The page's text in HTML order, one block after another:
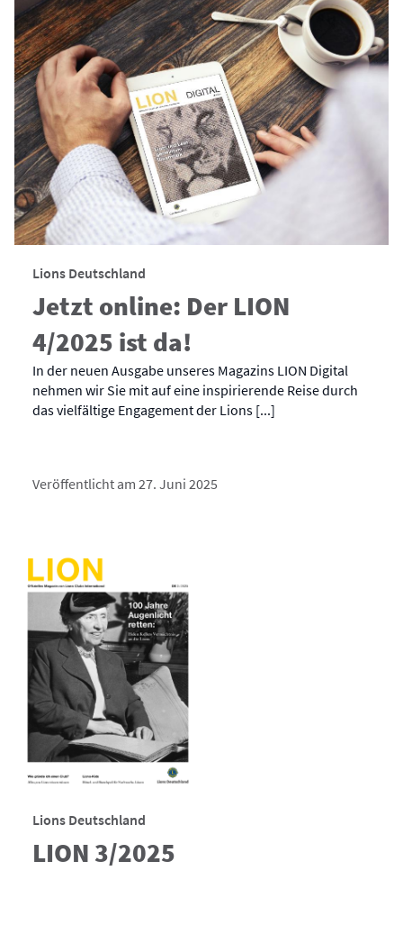
Lions Deutschland
Jetzt online: Der LION
4/2025 ist da!
In der neuen Ausgabe unseres Magazins LION Digital
nehmen wir Sie mit auf eine inspirierende Reise durch
das vielfältige Engagement der Lions [...]
Veröffentlicht am 27. Juni 2025
Lions Deutschland
LION 3/2025